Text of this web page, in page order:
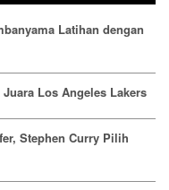
Latihan dengan
Los Angeles Lakers
Stephen Curry Pilih